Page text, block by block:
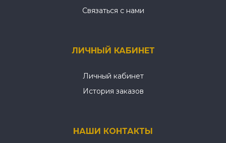
Связаться с нами
ЛИЧНЫЙ КАБИНЕТ
Личный кабинет
История заказов
НАШИ КОНТАКТЫ